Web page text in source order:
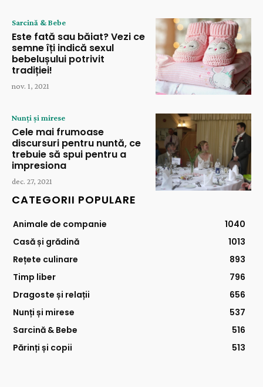
Sarcină & Bebe
Este fată sau băiat? Vezi ce
semne îți indică sexul
bebelușului potrivit
tradiției!
nov. 1, 2021
Nunți și mirese
Cele mai frumoase
discursuri pentru nuntă, ce
trebuie să spui pentru a
impresiona
dec. 27, 2021
CATEGORII POPULARE
Animale de companie
1040
Casă și grădină
1013
Rețete culinare
893
Timp liber
796
Dragoste și relații
656
Nunți și mirese
537
Sarcină & Bebe
516
Părinți și copii
513